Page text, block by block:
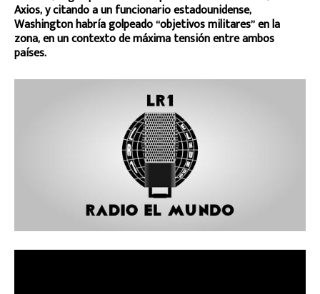
Axios, y citando a un funcionario estadounidense,
Washington habría golpeado “objetivos militares” en la
zona, en un contexto de máxima tensión entre ambos
países.